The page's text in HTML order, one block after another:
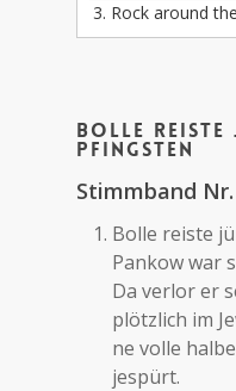
3. Rock around
Bolle reiste
Pfingsten
Stimmband
Bolle reiste
Pankow war
Da verlor er
plötzlich im
ne volle
jespürt.